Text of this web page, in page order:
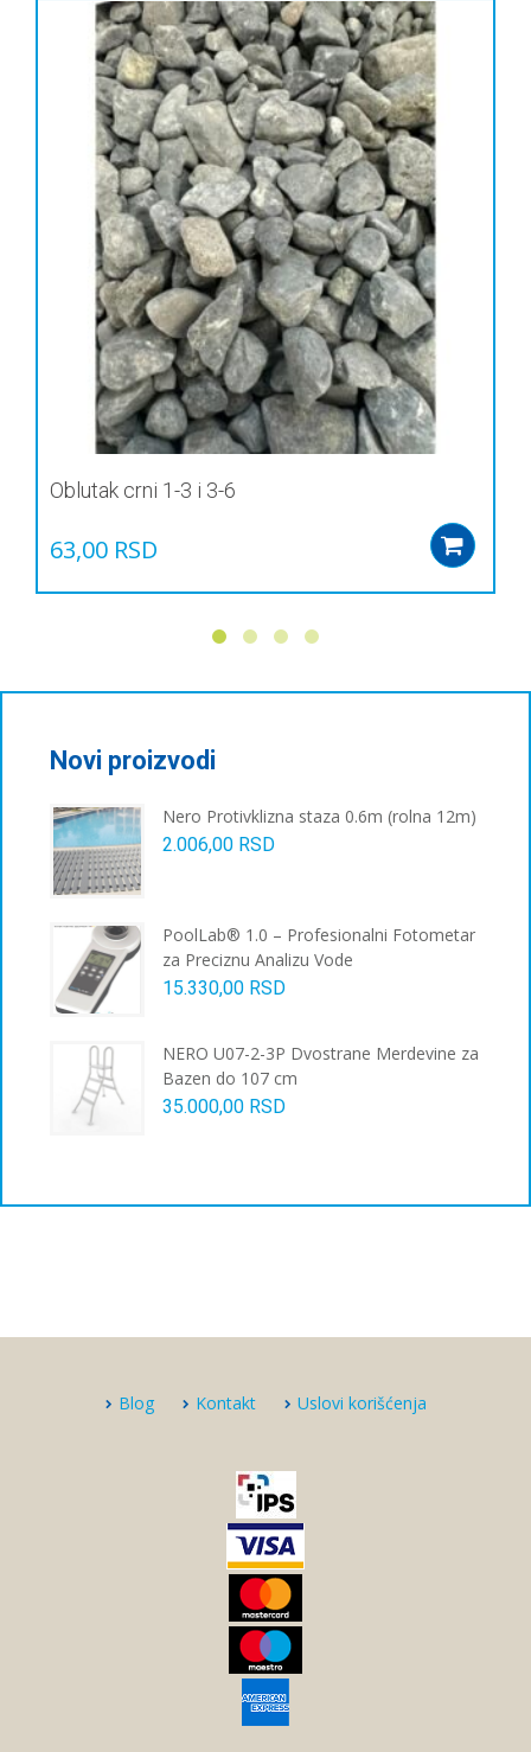
Oblutak crni 1-3 i 3-6
63,00 RSD
Novi proizvodi
Nero Protivklizna staza 0.6m (rolna 12m)
2.006,00 RSD
PoolLab® 1.0 – Profesionalni Fotometar
za Preciznu Analizu Vode
15.330,00 RSD
NERO U07-2-3P Dvostrane Merdevine za
Bazen do 107 cm
35.000,00 RSD
Blog Kontakt Uslovi korišćenja